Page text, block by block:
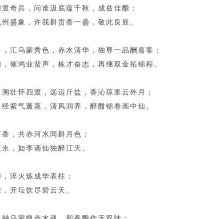
奇兵，问谁汲底蕴千秋，成兹佳酿；
盛象，许我斟贡香一盏，敬此良辰。
汇乌蒙秀色，赤水清华，独尊一品酬嘉客；
催鸿业蜚声，栋才奋志，再继双金拓锦程。
壮怀四渡，远运斤盐，香沁琼浆云外月；
紫气薰蒸，清风润养，醉酣锦卷画中仙。
，共赤河水同斟月色；
，如李谪仙独醉江天。
淬火炼成华表柱；
开坛饮尽碧云天。